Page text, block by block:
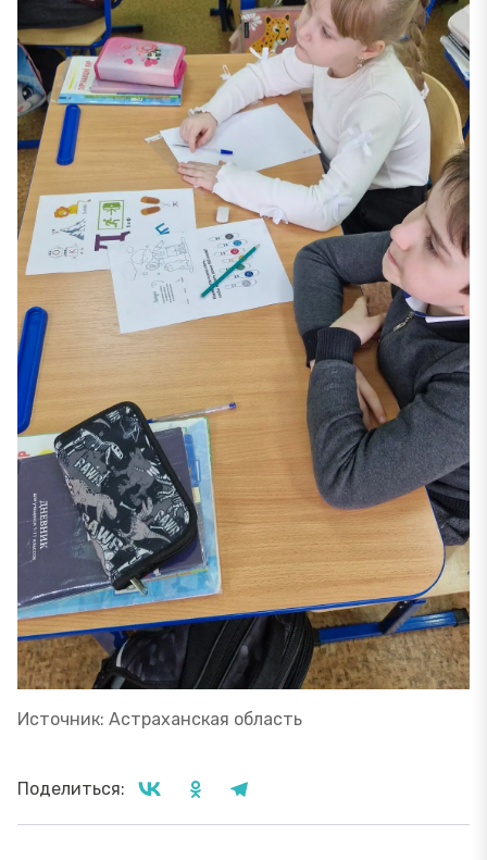
Источник: Астраханская область
Поделиться: